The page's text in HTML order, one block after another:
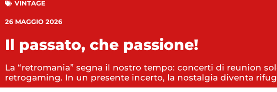
VINTAGE
26 MAGGIO 2026
Il passato, che passione!
La “retromania” segna il nostro tempo: concerti di reunion
retrogaming. In un presente incerto, la nostalgia diventa